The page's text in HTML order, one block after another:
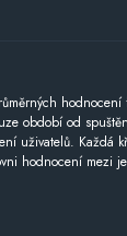
období od
uživatelů. Každá
hodnocení mezi